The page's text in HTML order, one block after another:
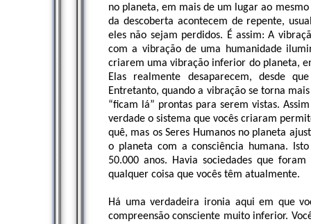
no planeta, em mais de um lugar ao
da descoberta acontecem de repente,
eles não sejam perdidos. É assim: A
com a vibração de uma humanidade
criarem uma vibração inferior do planeta,
Elas realmente desaparecem, desde
Entretanto, quando a vibração se torna
“ficam lá” prontas para serem vistas.
verdade o sistema que vocês criaram
quê, mas os Seres Humanos no planeta
o planeta com a consciência humana.
50.000 anos. Havia sociedades que
qualquer coisa que vocês têm atualmente.
Há uma verdadeira ironia aqui em que
compreensão consciente muito inferior.